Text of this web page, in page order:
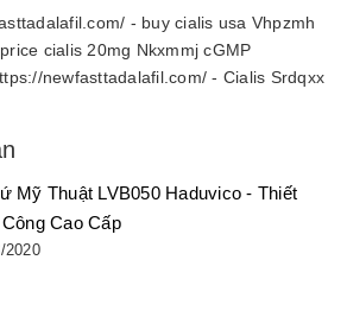
- buy cialis usa Vhpzmh
cialis 20mg Nkxmmj cGMP
newfasttadalafil.com/ - Cialis Srdqxx
Mỹ Thuật LVB050 Haduvico - Thiết
Cao Cấp
2020